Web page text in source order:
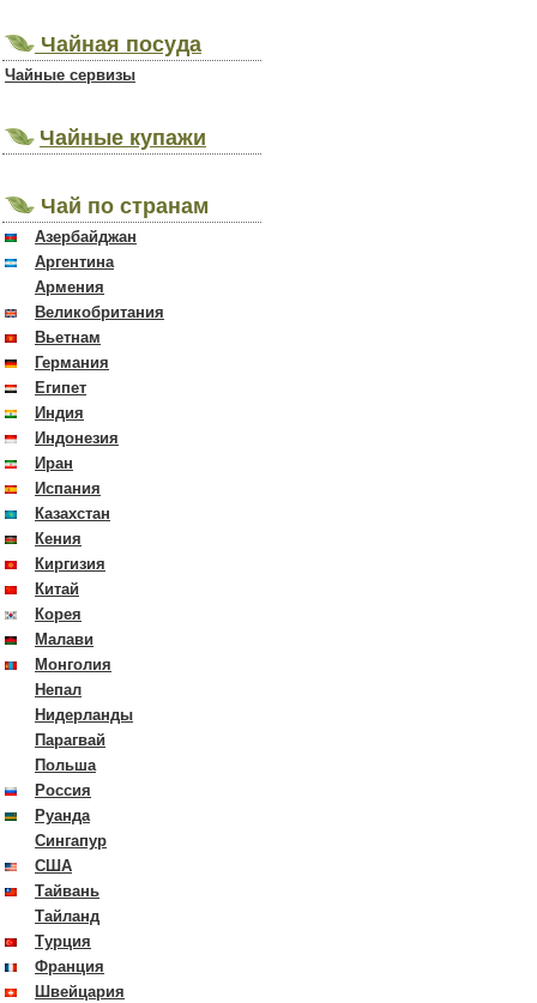
Чайная посуда
Чайные сервизы
Чайные купажи
Чай по странам
Азербайджан
Аргентина
Армения
Великобритания
Вьетнам
Германия
Египет
Индия
Индонезия
Иран
Испания
Казахстан
Кения
Киргизия
Китай
Корея
Малави
Монголия
Непал
Нидерланды
Парагвай
Польша
Россия
Руанда
Сингапур
США
Тайвань
Тайланд
Турция
Франция
Швейцария